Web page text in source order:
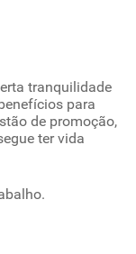
tranquilidade
para
de promoção,
ter vida